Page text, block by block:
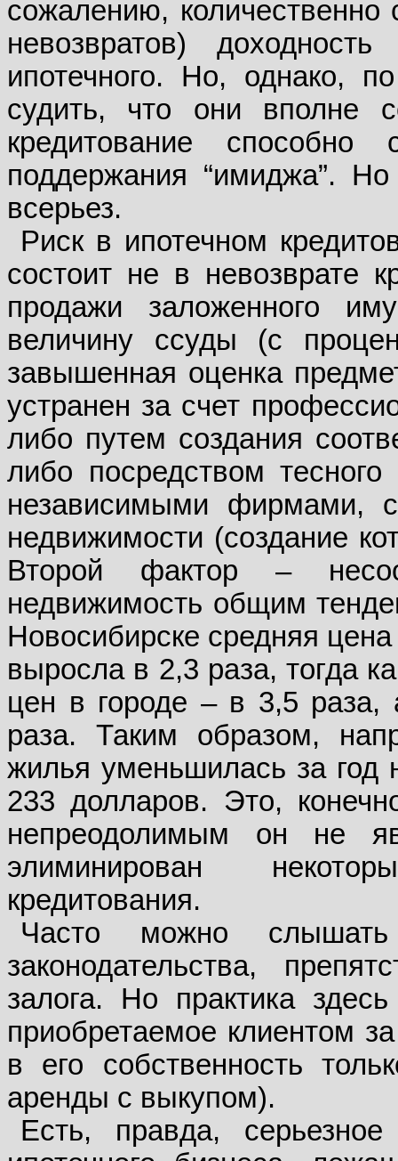
сожалению, количественно
невозвратов)
ипотечного. Но, однако,
судить, что они вполне
кредитование
поддержания “имиджа”.
всерьез.
Риск в ипотечном
состоит не в невозврате
продажи заложенного
величину ссуды (с
завышенная оценка
устранен за счет
либо путем создания
либо посредством
независимыми фирмами,
недвижимости (создание
Второй фактор –
недвижимость общим
Новосибирске средняя
выросла в 2,3 раза, тогда
цен в городе – в 3,5
раза. Таким образом,
жилья уменьшилась за
233 долларов. Это,
непреодолимым он не
элиминирован
кредитования.
Часто можно
законодательства,
залога. Но практика
приобретаемое клиентом
в его собственность
аренды с выкупом).
Есть, правда,